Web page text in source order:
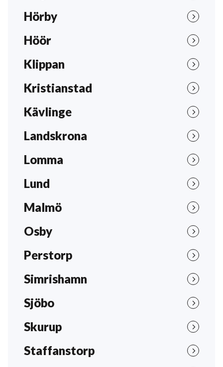
Hörby
Höör
Klippan
Kristianstad
Kävlinge
Landskrona
Lomma
Lund
Malmö
Osby
Perstorp
Simrishamn
Sjöbo
Skurup
Staffanstorp